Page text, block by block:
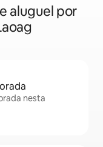
aluguel por
nesta